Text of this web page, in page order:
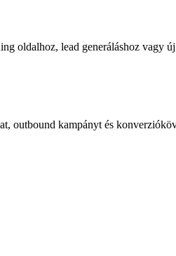
oldalhoz, lead generáláshoz vagy új
outbound kampányt és